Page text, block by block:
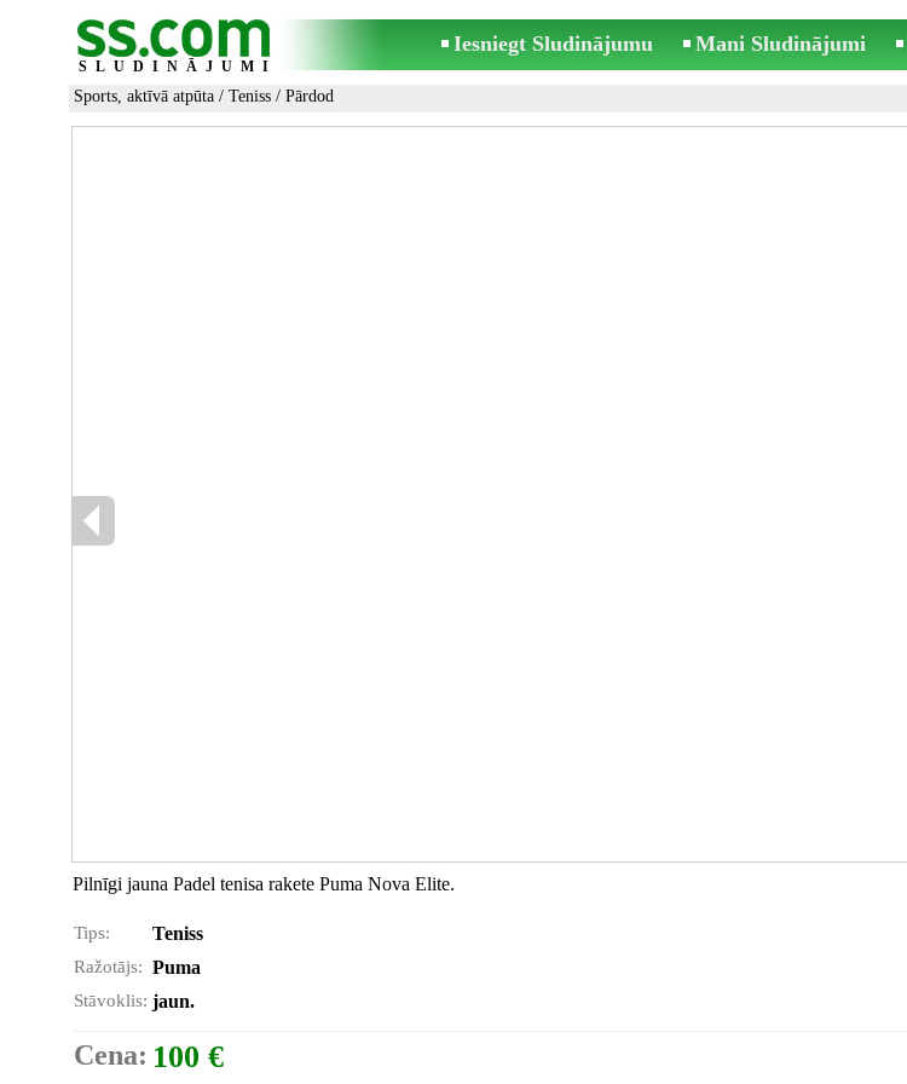
SLUDINĀJUMI
Iesniegt Sludinājumu Mani Sludinājumi
Sports, aktīvā atpūta / Teniss / Pārdod
Pilnīgi jauna Padel tenisa rakete Puma Nova Elite.
Tips: Teniss
Ražotājs: Puma
Stāvoklis: jaun.
Cena: 100 €